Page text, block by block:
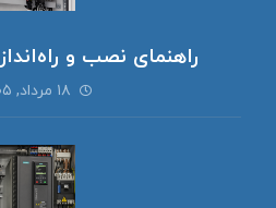
راهنمای نصب و
۱۸ مرداد, ۱۴۰۵